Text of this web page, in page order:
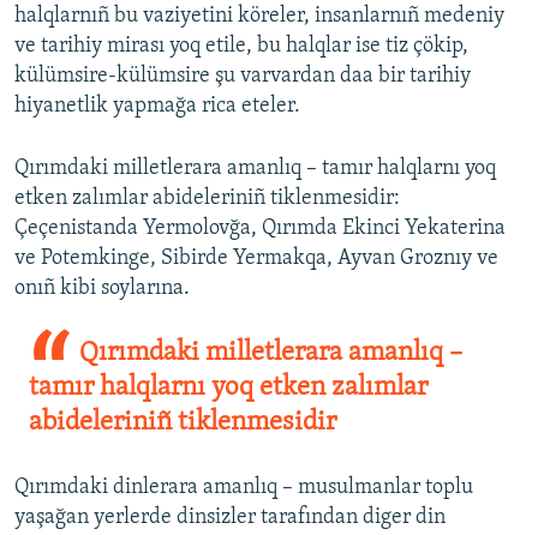
halqlarnıñ bu vaziyetini köreler, insanlarnıñ medeniy
ve tarihiy mirası yoq etile, bu halqlar ise tiz çökip,
külümsire-külümsire şu varvardan daa bir tarihiy
hiyanetlik yapmağa rica eteler.
Qırımdaki milletlerara amanlıq – tamır halqlarnı yoq
etken zalımlar abideleriniñ tiklenmesidir:
Çeçenistanda Yermolovğa, Qırımda Ekinci Yekaterina
ve Potemkinge, Sibirde Yermakqa, Ayvan Groznıy ve
onıñ kibi soylarına.
Qırımdaki milletlerara amanlıq –
tamır halqlarnı yoq etken zalımlar
abideleriniñ tiklenmesidir
Qırımdaki dinlerara amanlıq – musulmanlar toplu
yaşağan yerlerde dinsizler tarafından diger din